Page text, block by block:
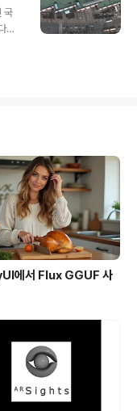
고
부
,
국
음
및
급
며,
지
에서 Flux GGUF 사